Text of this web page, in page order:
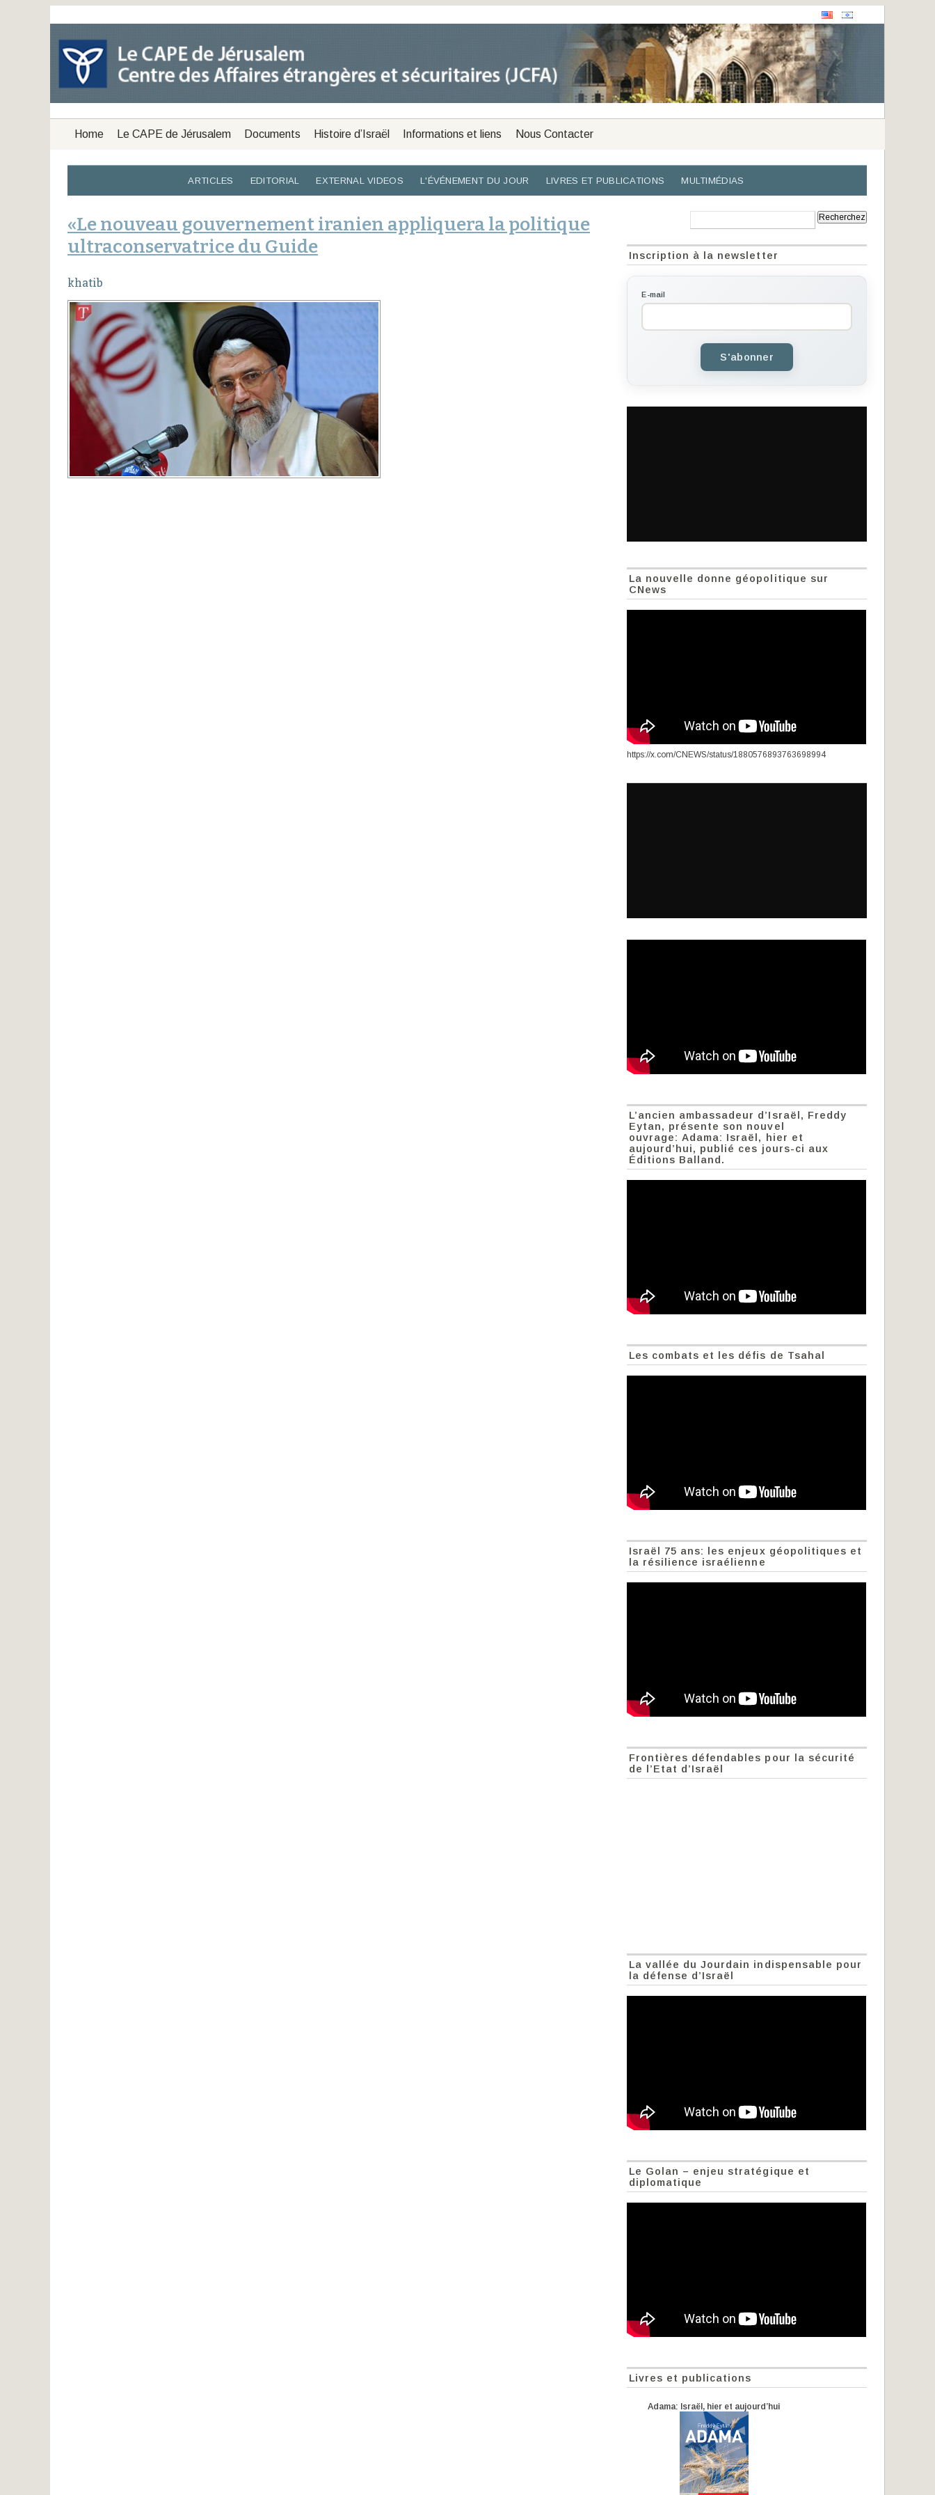
Home Le CAPE de Jérusalem Documents Histoire d’Israël Informations et liens Nous Contacter
ARTICLES EDITORIAL EXTERNAL VIDEOS L'ÉVÉNEMENT DU JOUR LIVRES ET PUBLICATIONS MULTIMÉDIAS
«Le nouveau gouvernement iranien appliquera la politique
ultraconservatrice du Guide
khatib
Inscription à la newsletter
E-mail
S'abonner
La nouvelle donne géopolitique sur
CNews
https://x.com/CNEWS/status/1880576893763698994
L’ancien ambassadeur d’Israël, Freddy
Eytan, présente son nouvel
ouvrage: Adama: Israël, hier et
aujourd’hui, publié ces jours-ci aux
Éditions Balland.
Les combats et les défis de Tsahal
Israël 75 ans: les enjeux géopolitiques et
la résilience israélienne
Frontières défendables pour la sécurité
de l’Etat d’Israël
La vallée du Jourdain indispensable pour
la défense d’Israël
Le Golan – enjeu stratégique et
diplomatique
Livres et publications
Adama: Israël, hier et aujourd’hui